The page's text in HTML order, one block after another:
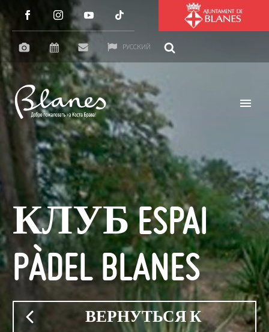
РУССКИЙ
КЛУБ ESPAI
PÀDEL BLANES
ВЕРНУТЬСЯ К